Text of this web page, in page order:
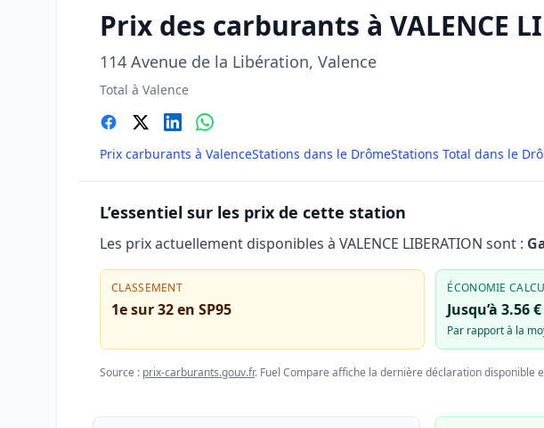
Prix des carburants à VALENCE
114 Avenue de la Libération, Valence
Total à Valence
Prix carburants à ValenceStations dans le DrômeStations Total dans le
L’essentiel sur les prix de cette station
Les prix actuellement disponibles à VALENCE LIBERATION sont :
CLASSEMENT
1e sur 32 en SP95
ÉCONOMIE
Jusqu’à 3.56
Par rapport à la
Source : prix-carburants.gouv.fr. Fuel Compare affiche la dernière déclaration disponible